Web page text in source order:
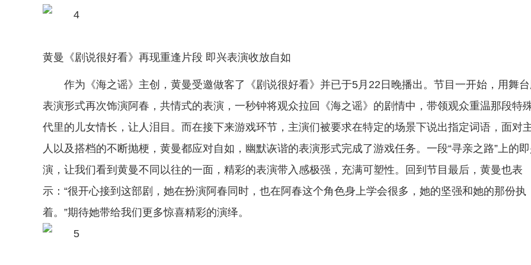
黄曼《剧说很好看》再现重逢片段 即兴表演收放自如
作为《海之谣》主创，黄曼受邀做客了《剧说很好看》并已于5月22日晚播出。节目一开始，用舞
表演形式再次饰演阿春，共情式的表演，一秒钟将观众拉回《海之谣》的剧情中，带领观众重温那段特
代里的儿女情长，让人泪目。而在接下来游戏环节，主演们被要求在特定的场景下说出指定词语，面对
人以及搭档的不断抛梗，黄曼都应对自如，幽默诙谐的表演形式完成了游戏任务。一段“寻亲之路”上的
演，让我们看到黄曼不同以往的一面，精彩的表演带入感极强，充满可塑性。回到节目最后，黄曼也表
示：“很开心接到这部剧，她在扮演阿春同时，也在阿春这个角色身上学会很多，她的坚强和她的那份执
着。”期待她带给我们更多惊喜精彩的演绎。